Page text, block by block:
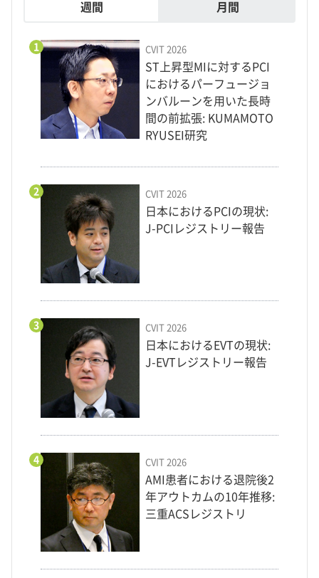
週間 月間
1 CVIT 2026
ST上昇型MIに対するPCI
におけるパーフュージョ
ンバルーンを用いた長時
間の前拡張: KUMAMOTO
RYUSEI研究
2 CVIT 2026
日本におけるPCIの現状:
J-PCIレジストリー報告
3 CVIT 2026
日本におけるEVTの現状:
J-EVTレジストリー報告
4 CVIT 2026
AMI患者における退院後2
年アウトカムの10年推移:
三重ACSレジストリ